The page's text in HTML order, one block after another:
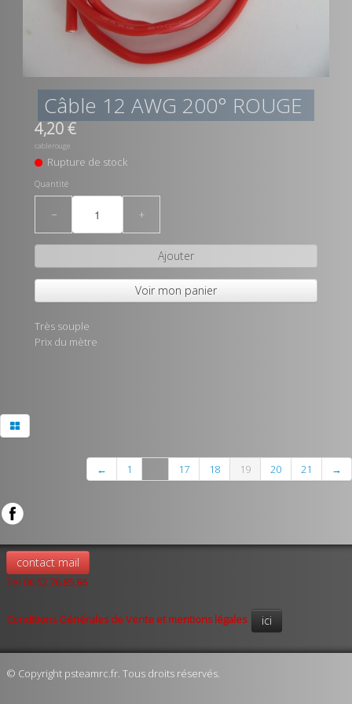
Câble 12 AWG 200° ROUGE
4,20 €
cablerouge
Rupture de stock
Quantité
− +
Ajouter
Voir mon panier
Très souple
Prix du mètre
← 1 17 18 19 20 21 →
contact mail
Tel 06.52.76.85.86
Conditions Générales de Vente et mentions légales ici
© Copyright psteamrc.fr. Tous droits réservés.